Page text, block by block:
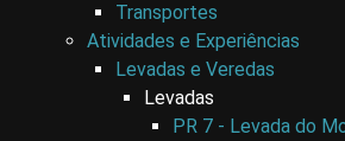
Transportes
Atividades e Experiências
Levadas e Veredas
Levadas
PR 7 - Levada do